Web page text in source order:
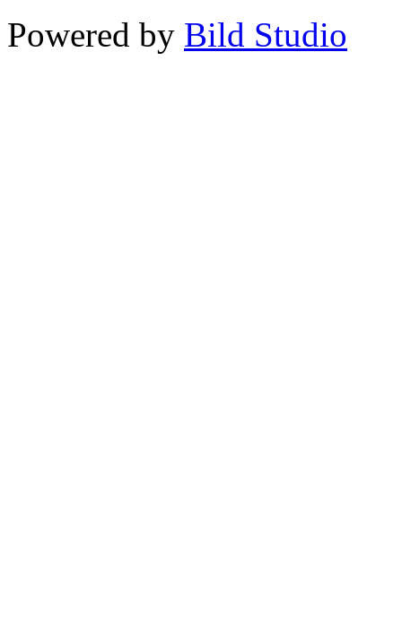
Powered by Bild Studio